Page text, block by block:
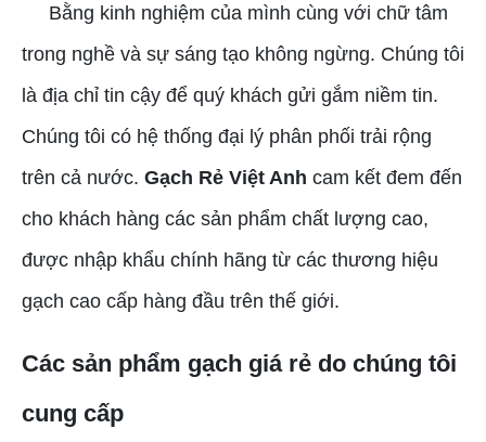
Bằng kinh nghiệm của mình cùng với chữ tâm
trong nghề và sự sáng tạo không ngừng. Chúng tôi
là địa chỉ tin cậy để quý khách gửi gắm niềm tin.
Chúng tôi có hệ thống đại lý phân phối trải rộng
trên cả nước. Gạch Rẻ Việt Anh cam kết đem đến
cho khách hàng các sản phẩm chất lượng cao,
được nhập khẩu chính hãng từ các thương hiệu
gạch cao cấp hàng đầu trên thế giới.
Các sản phẩm gạch giá rẻ do chúng tôi
cung cấp